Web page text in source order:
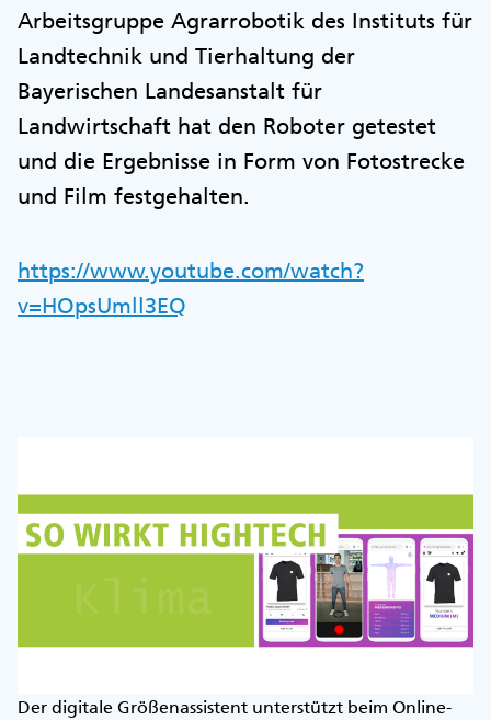
Arbeitsgruppe Agrarrobotik des Instituts für
Landtechnik und Tierhaltung der
Bayerischen Landesanstalt für
Landwirtschaft hat den Roboter getestet
und die Ergebnisse in Form von Fotostrecke
und Film festgehalten.
https://www.youtube.com/watch?
v=HOpsUmll3EQ
Der digitale Größenassistent unterstützt beim Online-